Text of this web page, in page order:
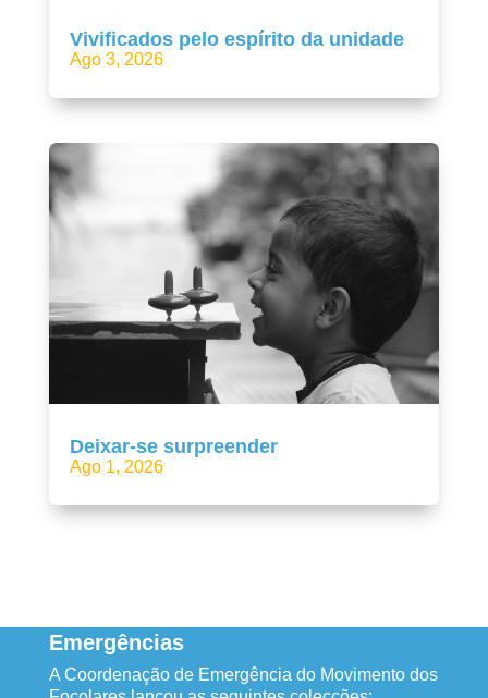
Vivificados pelo espírito da unidade
Ago 3, 2026
Deixar-se surpreender
Ago 1, 2026
Emergências
A Coordenação de Emergência do Movimento dos